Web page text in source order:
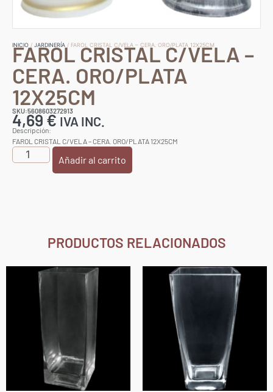
INICIO / JARDINERÍA / FAROL CRISTAL C/VELA – CERA. ORO/PLATA 12X25CM
FAROL CRISTAL C/VELA –
CERA. ORO/PLATA
12X25CM
SKU:5608603272913
4,69€ IVA INC.
Descripción:
FAROL CRISTAL C/VELA – CERA. ORO/PLATA 12X25CM
Añadir al carrito
PRODUCTOS RELACIONADOS